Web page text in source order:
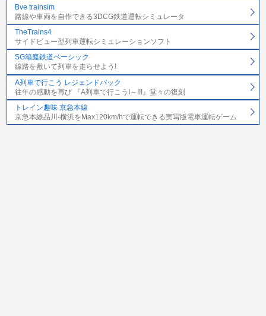
Bve trainsim
路線や車両を自作できる3DCG鉄道運転シミュレータ
TheTrains4
サイドビュー型列車運転シミュレーションソフト
SG箱庭鉄道ベーシック
線路を敷いて列車を走らせよう!
A列車で行こう レジェンドパック
往年の感動を再び 『A列車で行こうI～III』堂々の復刻
トレイン趣味 京急本線
京急本線品川-横浜をMax120km/hで運転できる実写版電車運転ゲーム